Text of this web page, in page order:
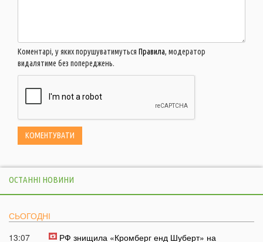
Коментарі, у яких порушуватимуться Правила, модератор
видалятиме без попереджень.
ОСТАННІ НОВИНИ
СЬОГОДНІ
13:07
РФ знищила «Кромберг енд Шуберт» на